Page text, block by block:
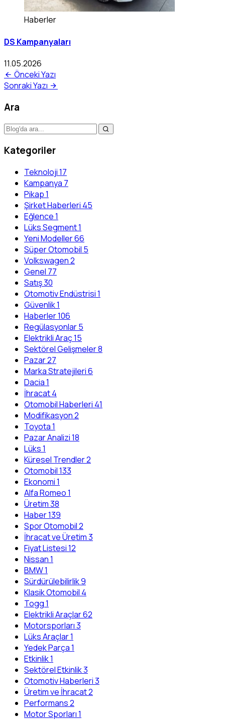
Haberler
DS Kampanyaları
11.05.2026
Önceki Yazı
Sonraki Yazı
Ara
Kategoriler
Teknoloji17
Kampanya 7
Pikap1
Şirket Haberleri 45
Eğlence1
Lüks Segment1
Yeni Modeller66
Süper Otomobil 5
Volkswagen2
Genel 77
Satış30
Otomotiv Endüstrisi1
Güvenlik1
Haberler106
Regülasyonlar5
Elektrikli Araç15
Sektörel Gelişmeler8
Pazar27
Marka Stratejileri6
Dacia1
İhracat4
Otomobil Haberleri 41
Modifikasyon2
Toyota1
Pazar Analizi18
Lüks1
Küresel Trendler2
Otomobil133
Ekonomi1
Alfa Romeo1
Üretim38
Haber139
Spor Otomobil2
İhracat ve Üretim3
Fiyat Listesi12
Nissan1
BMW1
Sürdürülebilirlik9
Klasik Otomobil 4
Togg1
Elektrikli Araçlar62
Motorsporları3
Lüks Araçlar1
Yedek Parça1
Etkinlik1
Sektörel Etkinlik3
Otomotiv Haberleri3
Üretim ve İhracat2
Performans2
Motor Sporları1